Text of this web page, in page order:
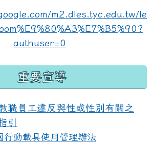
重要宣導
職員工違反與性或性別有關之
引
行動載具使用管理辦法